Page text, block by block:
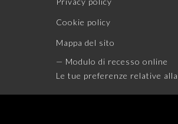
Cookie policy
Mappa del sito
— Modulo di recesso online
Le tue preferenze relative